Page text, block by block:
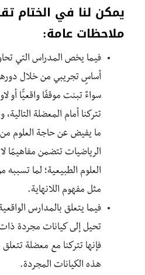
يمكن لنا في الختام
ملاحظات عامة:
فيما يخص المدراس التي
أساسٍ تجريبي من خلال
سواءٌ تبنت موقفًا واقعيًّا أو
تتركنا أمام المعضلة
ما يفيض عن حاجة العلوم
الرياضيات تتضمن مفاهيمًا
العلوم الطبيعية؛ لما
مثل مفهوم اللانهاية.
فيما يتعلق بالمدارس
تحيل إلى كيانات مجردة
فإنها تتركنا مع معضلة
هذه الكيانات المجردة.